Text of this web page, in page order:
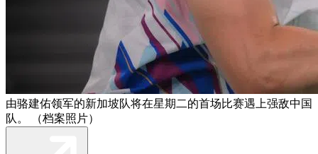
由骆建佑领军的新加坡队将在星期二的首场比赛遇上强敌中国
队。 （档案照片）